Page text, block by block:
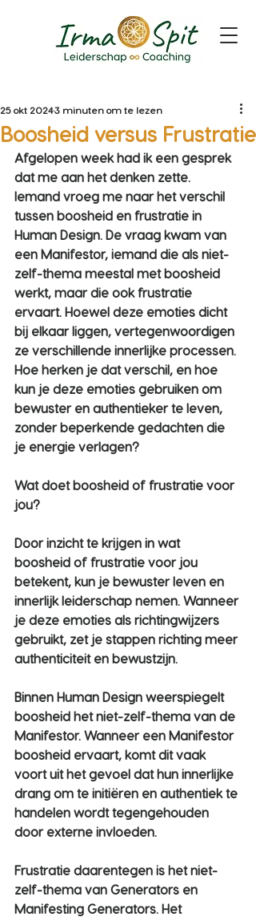
Boosheid versus Frustratie
25 okt 20243 minuten om te lezen
Afgelopen week had ik een gesprek
dat me aan het denken zette.
Iemand vroeg me naar het verschil
tussen boosheid en frustratie in
Human Design. De vraag kwam van
een Manifestor, iemand die als niet-
zelf-thema meestal met boosheid
werkt, maar die ook frustratie
ervaart. Hoewel deze emoties dicht
bij elkaar liggen, vertegenwoordigen
ze verschillende innerlijke processen.
Hoe herken je dat verschil, en hoe
kun je deze emoties gebruiken om
bewuster en authentieker te leven,
zonder beperkende gedachten die
je energie verlagen?
Wat doet boosheid of frustratie voor
jou?
Door inzicht te krijgen in wat
boosheid of frustratie voor jou
betekent, kun je bewuster leven en
innerlijk leiderschap nemen. Wanneer
je deze emoties als richtingwijzers
gebruikt, zet je stappen richting meer
authenticiteit en bewustzijn.
Binnen Human Design weerspiegelt
boosheid het niet-zelf-thema van de
Manifestor. Wanneer een Manifestor
boosheid ervaart, komt dit vaak
voort uit het gevoel dat hun innerlijke
drang om te initiëren en authentiek te
handelen wordt tegengehouden
door externe invloeden.
Frustratie daarentegen is het niet-
zelf-thema van Generators en
Manifesting Generators. Het